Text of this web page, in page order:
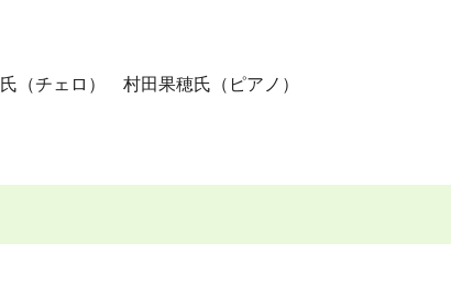
チェロ） 村田果穂氏（ピアノ）